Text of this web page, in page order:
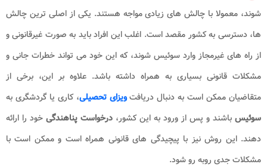
شوند، معمولا با چالش های زیادی مواجه هستند. یکی از اصلی ترین چالش
ها، دسترسی به کشور مقصد است. اغلب این افراد باید به صورت غیرقانونی و
از راه های غیرمجاز وارد سوئیس شوند، که این خود می تواند خطرات جانی و
مشکلات قانونی بسیاری به همراه داشته باشد. علاوه بر این، برخی از
متقاضیان ممکن است به دنبال دریافتویزای تحصیلی، کاری یا گردشگری به
سوئیس باشند و پس از ورود به این کشور، درخواست پناهندگی خود را ارائه
دهند. این روش نیز با پیچیدگی های قانونی همراه است و ممکن است با
مشکلات جدی روبه رو شود.